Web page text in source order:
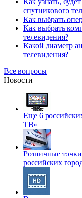
Как узнать,
спутникового
Как выбрать
Как выбрать
телевидения?
Какой диаметр
телевидения?
Все вопросы
Новости
Еще 6
ТВ»
Розничные
российских